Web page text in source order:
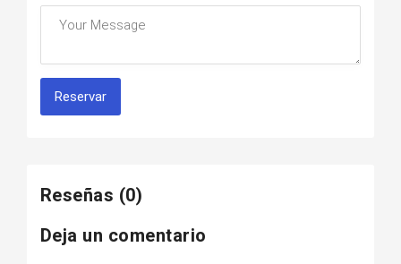
Reservar
Reseñas (0)
Deja un comentario